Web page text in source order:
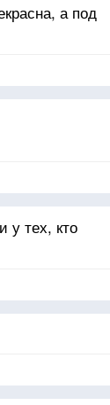
а под
у тех, кто